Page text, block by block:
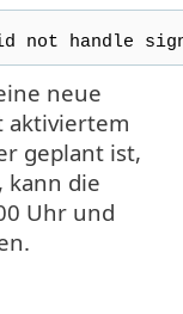
not handle
neue
aktiviertem
geplant ist,
kann die
Uhr und